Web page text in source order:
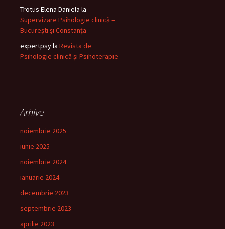
Trotus Elena Daniela la
Supervizare Psihologie clinică –
București și Constanța
expertpsyla Revista de
Psihologie clinică și Psihoterapie
Arhive
noiembrie 2025
iunie 2025
noiembrie 2024
ianuarie 2024
decembrie 2023
septembrie 2023
aprilie 2023